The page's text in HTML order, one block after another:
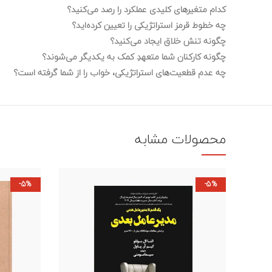
کدام متغیرهای کلیدی عملکرد را رصد می‌کنید؟
چه خطوط قرمز استراتژیکی را تعیین کرده‌اید؟
چگونه تنش خلاق ایجاد می‌کنید؟
چگونه کارکنان شما متعهدِ کمک به یکدیگر می‌شوند؟
چه عدم قطعیت‌های استراتژیکی، خواب را از شما گرفته است؟
محصولات مشابه
-5%
-5%